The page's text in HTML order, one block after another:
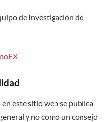
de Investigación de
este sitio web se publica
y no como un consejo